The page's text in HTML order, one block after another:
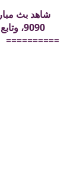
شاهد بث
9090، وتابع أحداث اللقاء لحظة بلحظة دون انقطاع.
==========